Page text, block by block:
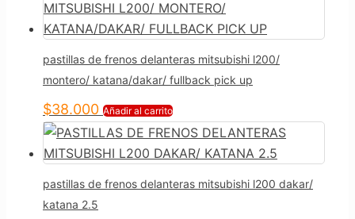
pastillas de frenos delanteras mitsubishi l200/
montero/ katana/dakar/ fullback pick up
$38.000 Añadir al carrito
pastillas de frenos delanteras mitsubishi l200 dakar/
katana 2.5